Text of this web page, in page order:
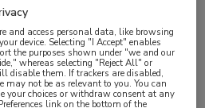
and access personal data, like browsing
device. Selecting "I Accept" enables
the purposes shown under "we and our
whereas selecting "Reject All" or
disable them. If trackers are disabled,
may not be as relevant to you. You can
your choices or withdraw consent at any
link on the bottom of the